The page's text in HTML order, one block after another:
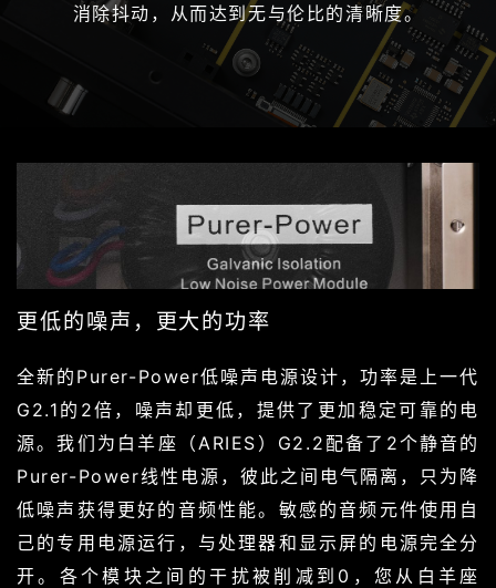
消除抖动，从而达到无与伦比的清晰度。
更低的噪声，更大的功率
全新的Purer-Power低噪声电源设计，功率是上一代
G2.1的2倍，噪声却更低，提供了更加稳定可靠的电
源。我们为白羊座（ARIES）G2.2配备了2个静音的
Purer-Power线性电源，彼此之间电气隔离，只为降
低噪声获得更好的音频性能。敏感的音频元件使用自
己的专用电源运行，与处理器和显示屏的电源完全分
开。各个模块之间的干扰被削减到0，您从白羊座